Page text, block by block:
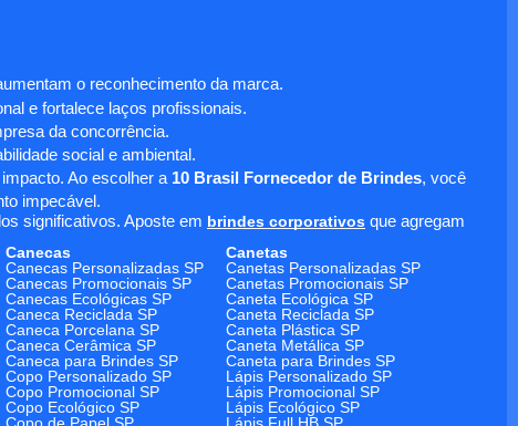
o reconhecimento da marca.
e fortalece laços profissionais.
da concorrência.
social e ambiental.
Ao escolher a 10 Brasil Fornecedor de Brindes, você
impecável.
significativos. Aposte em brindes corporativos que agregam
Canecas
Canetas
Canecas Personalizadas SP
Canetas Personalizadas SP
Canecas Promocionais SP
Canetas Promocionais SP
Canecas Ecológicas SP
Caneta Ecológica SP
Caneca Reciclada SP
Caneta Reciclada SP
Caneca Porcelana SP
Caneta Plástica SP
Caneca Cerâmica SP
Caneta Metálica SP
Caneca para Brindes SP
Caneta para Brindes SP
Copo Personalizado SP
Lápis Personalizado SP
Copo Promocional SP
Lápis Promocional SP
Copo Ecológico SP
Lápis Ecológico SP